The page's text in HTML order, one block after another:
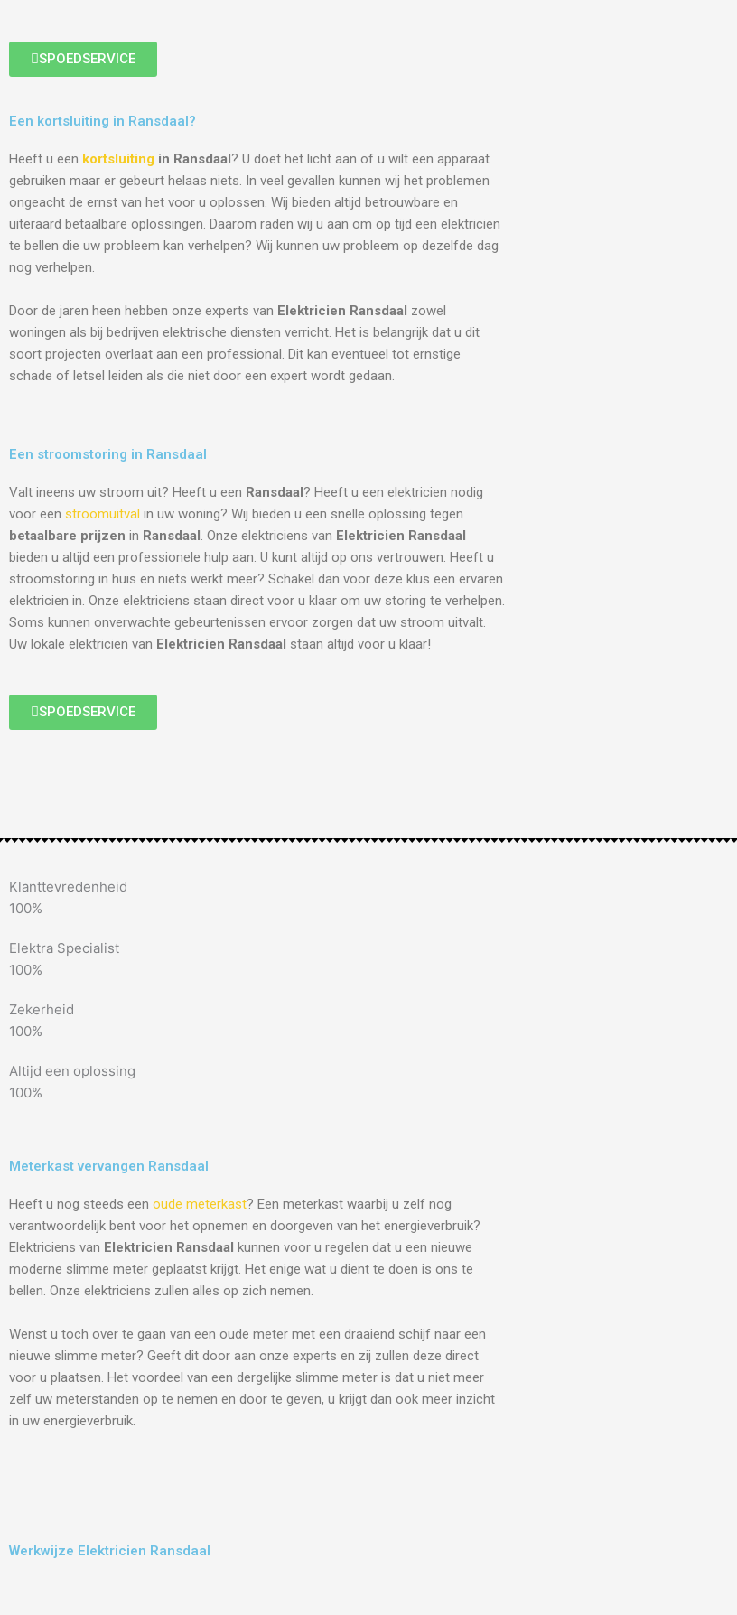
SPOEDSERVICE
Een kortsluiting in Ransdaal?
Heeft u een kortsluiting in Ransdaal? U doet het licht aan of u wilt een apparaat
gebruiken maar er gebeurt helaas niets. In veel gevallen kunnen wij het problemen
ongeacht de ernst van het voor u oplossen. Wij bieden altijd betrouwbare en
uiteraard betaalbare oplossingen. Daarom raden wij u aan om op tijd een elektricien
te bellen die uw probleem kan verhelpen? Wij kunnen uw probleem op dezelfde dag
nog verhelpen.
Door de jaren heen hebben onze experts van Elektricien Ransdaal zowel
woningen als bij bedrijven elektrische diensten verricht. Het is belangrijk dat u dit
soort projecten overlaat aan een professional. Dit kan eventueel tot ernstige
schade of letsel leiden als die niet door een expert wordt gedaan.
Een stroomstoring in Ransdaal
Valt ineens uw stroom uit? Heeft u een Ransdaal? Heeft u een elektricien nodig
voor een stroomuitval in uw woning? Wij bieden u een snelle oplossing tegen
betaalbare prijzen in Ransdaal. Onze elektriciens van Elektricien Ransdaal
bieden u altijd een professionele hulp aan. U kunt altijd op ons vertrouwen. Heeft u
stroomstoring in huis en niets werkt meer? Schakel dan voor deze klus een ervaren
elektricien in. Onze elektriciens staan direct voor u klaar om uw storing te verhelpen.
Soms kunnen onverwachte gebeurtenissen ervoor zorgen dat uw stroom uitvalt.
Uw lokale elektricien van Elektricien Ransdaal staan altijd voor u klaar!
SPOEDSERVICE
Klanttevredenheid
100%
Elektra Specialist
100%
Zekerheid
100%
Altijd een oplossing
100%
Meterkast vervangen Ransdaal
Heeft u nog steeds een oude meterkast? Een meterkast waarbij u zelf nog
verantwoordelijk bent voor het opnemen en doorgeven van het energieverbruik?
Elektriciens van Elektricien Ransdaal kunnen voor u regelen dat u een nieuwe
moderne slimme meter geplaatst krijgt. Het enige wat u dient te doen is ons te
bellen. Onze elektriciens zullen alles op zich nemen.
Wenst u toch over te gaan van een oude meter met een draaiend schijf naar een
nieuwe slimme meter? Geeft dit door aan onze experts en zij zullen deze direct
voor u plaatsen. Het voordeel van een dergelijke slimme meter is dat u niet meer
zelf uw meterstanden op te nemen en door te geven, u krijgt dan ook meer inzicht
in uw energieverbruik.
Werkwijze Elektricien Ransdaal